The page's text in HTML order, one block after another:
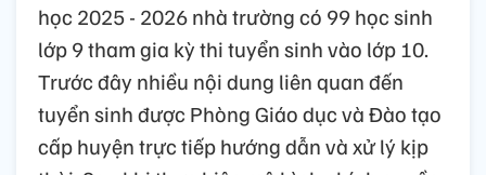
học 2025 - 2026 nhà trường có 99 học sinh
lớp 9 tham gia kỳ thi tuyển sinh vào lớp 10.
Trước đây nhiều nội dung liên quan đến
tuyển sinh được Phòng Giáo dục và Đào tạo
cấp huyện trực tiếp hướng dẫn và xử lý kịp